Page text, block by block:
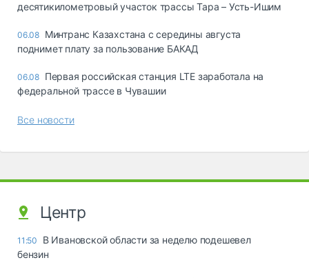
десятикилометровый участок трассы Тара – Усть-Ишим
06.08 Минтранс Казахстана с середины августа
поднимет плату за пользование БАКАД
06.08 Первая российская станция LTE заработала на
федеральной трассе в Чувашии
Все новости
Центр
11:50
В Ивановской области за неделю подешевел
бензин